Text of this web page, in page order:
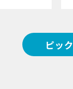
ピッ